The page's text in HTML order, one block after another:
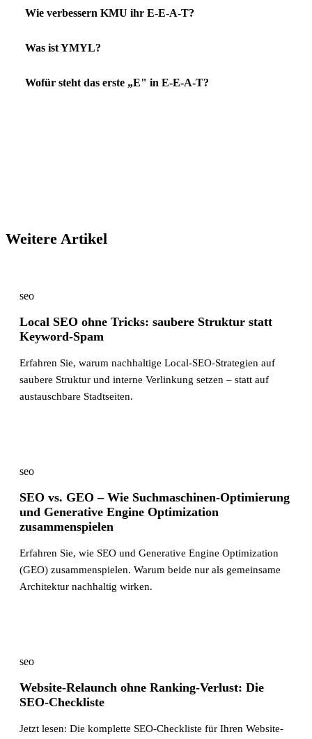
Wie verbessern KMU ihr E-E-A-T?
Was ist YMYL?
Wofür steht das erste „E" in E-E-A-T?
Weitere Artikel
seo
Local SEO ohne Tricks: saubere Struktur statt
Keyword-Spam
Erfahren Sie, warum nachhaltige Local-SEO-Strategien auf
saubere Struktur und interne Verlinkung setzen – statt auf
austauschbare Stadtseiten.
seo
SEO vs. GEO – Wie Suchmaschinen-Optimierung
und Generative Engine Optimization
zusammenspielen
Erfahren Sie, wie SEO und Generative Engine Optimization
(GEO) zusammenspielen. Warum beide nur als gemeinsame
Architektur nachhaltig wirken.
seo
Website-Relaunch ohne Ranking-Verlust: Die
SEO-Checkliste
Jetzt lesen: Die komplette SEO-Checkliste für Ihren Website-